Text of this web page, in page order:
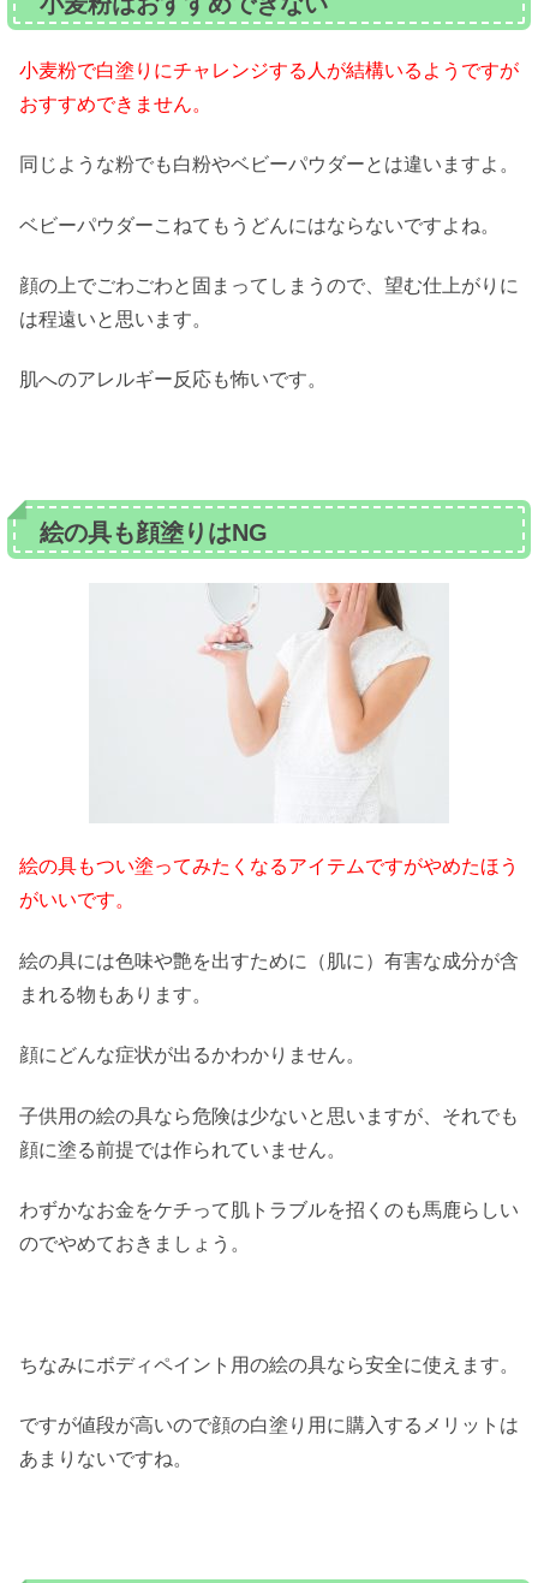
小麦粉で白塗りにチャレンジする人が結構いるようですが
おすすめできません。
同じような粉でも白粉やベビーパウダーとは違いますよ。
ベビーパウダーこねてもうどんにはならないですよね。
顔の上でごわごわと固まってしまうので、望む仕上がりに
は程遠いと思います。
肌へのアレルギー反応も怖いです。
絵の具も顔塗りはNG
絵の具もつい塗ってみたくなるアイテムですがやめたほう
がいいです。
絵の具には色味や艶を出すために（肌に）有害な成分が含
まれる物もあります。
顔にどんな症状が出るかわかりません。
子供用の絵の具なら危険は少ないと思いますが、それでも
顔に塗る前提では作られていません。
わずかなお金をケチって肌トラブルを招くのも馬鹿らしい
のでやめておきましょう。
ちなみにボディペイント用の絵の具なら安全に使えます。
ですが値段が高いので顔の白塗り用に購入するメリットは
あまりないですね。